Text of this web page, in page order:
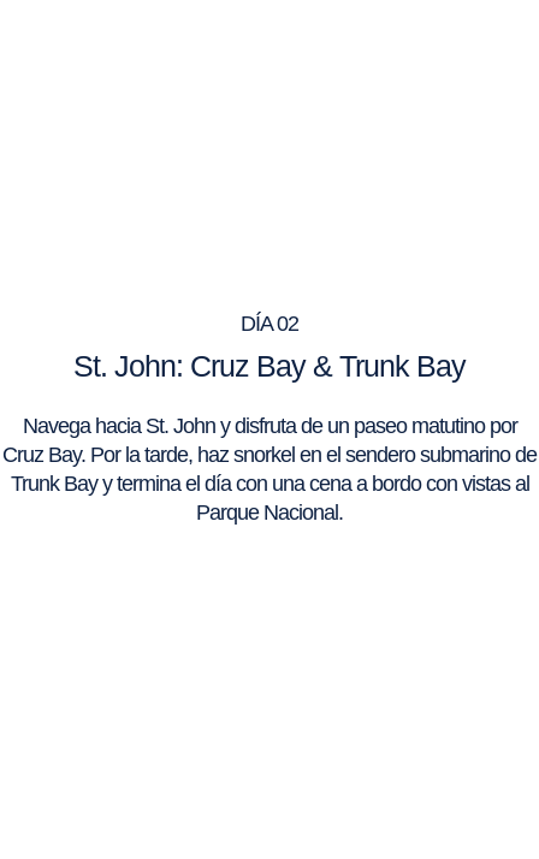
DÍA 02
St. John: Cruz Bay & Trunk Bay
Navega hacia St. John y disfruta de un paseo matutino por
Cruz Bay. Por la tarde, haz snorkel en el sendero submarino de
Trunk Bay y termina el día con una cena a bordo con vistas al
Parque Nacional.